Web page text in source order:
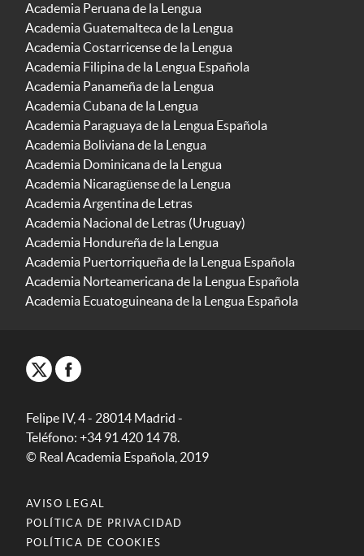
Academia Peruana de la Lengua
Academia Guatemalteca de la Lengua
Academia Costarricense de la Lengua
Academia Filipina de la Lengua Española
Academia Panameña de la Lengua
Academia Cubana de la Lengua
Academia Paraguaya de la Lengua Española
Academia Boliviana de la Lengua
Academia Dominicana de la Lengua
Academia Nicaragüense de la Lengua
Academia Argentina de Letras
Academia Nacional de Letras (Uruguay)
Academia Hondureña de la Lengua
Academia Puertorriqueña de la Lengua Española
Academia Norteamericana de la Lengua Española
Academia Ecuatoguineana de la Lengua Española
Felipe IV, 4 - 28014 Madrid -
Teléfono: +34 91 420 14 78.
© Real Academia Española, 2019
AVISO LEGAL
POLÍTICA DE PRIVACIDAD
POLÍTICA DE COOKIES